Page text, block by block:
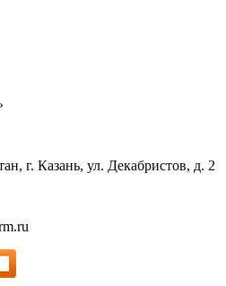
г. Казань, ул. Декабристов, д. 2